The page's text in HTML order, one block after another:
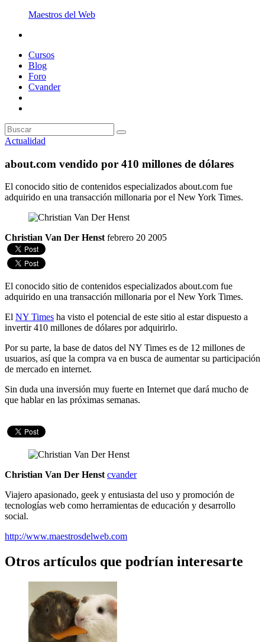
Maestros del Web
Cursos
Blog
Foro
Cvander
Actualidad
about.com vendido por 410 millones de dólares
El conocido sitio de contenidos especializados about.com fue
adquirido en una transacción millonaria por el New York Times.
Christian Van Der Henst febrero 20 2005
El conocido sitio de contenidos especializados about.com fue
adquirido en una transacción millonaria por el New York Times.
El NY Times ha visto el potencial de este sitio al estar dispuesto a
invertir 410 millones de dólares por adquirirlo.
Por su parte, la base de datos del NY Times es de 12 millones de
usuarios, así que la compra va en busca de aumentar su participación
de mercado en internet.
Sin duda una inversión muy fuerte en Internet que dará mucho de
que hablar en las próximas semanas.
Christian Van Der Henst cvander
Viajero apasionado, geek y entusiasta del uso y promoción de
tecnologías web como herramientas de educación y desarrollo
social.
http://www.maestrosdelweb.com
Otros artículos que podrían interesarte